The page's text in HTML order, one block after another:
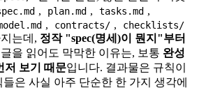
, plan.md , tasks.md ,
, contracts/ , checklists/
는데, 정작 "spec(명세)이 뭔지"부터
을 읽어도 막막한 이유는, 보통 완성
저 보기 때문입니다. 결과물은 규칙이
은 사실 아주 단순한 한 가지 생각에